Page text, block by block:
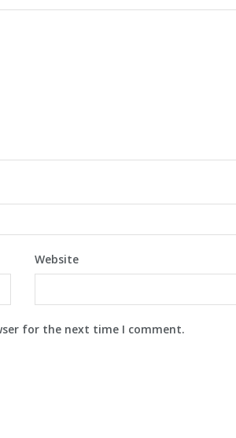
Website
for the next time I comment.